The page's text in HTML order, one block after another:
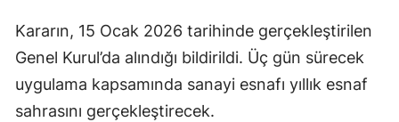
Kararın, 15 Ocak 2026 tarihinde gerçekleştirilen
Genel Kurul’da alındığı bildirildi. Üç gün sürecek
uygulama kapsamında sanayi esnafı yıllık esnaf
sahrasını gerçekleştirecek.